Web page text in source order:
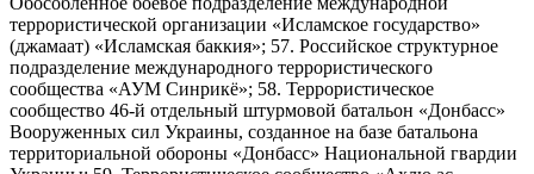
террористической организации «Исламское государство»
(джамаат) «Исламская баккия»; 57. Российское структурное
подразделение международного террористического
сообщества «АУМ Синрикё»; 58. Террористическое
сообщество 46-й отдельный штурмовой батальон «Донбасс»
Вооруженных сил Украины, созданное на базе батальона
территориальной обороны «Донбасс» Национальной гвардии